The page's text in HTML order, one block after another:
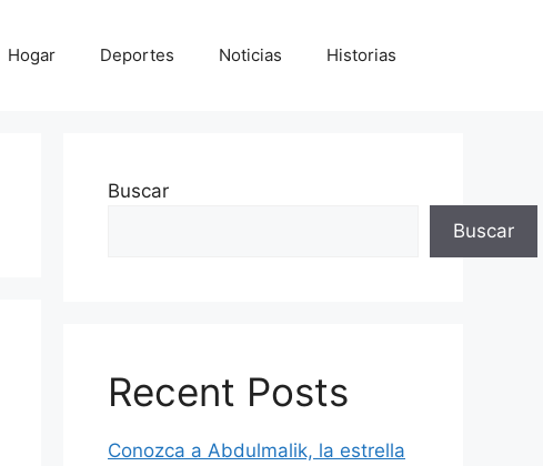
Hogar Deportes Noticias Historias
Buscar
Buscar
Recent Posts
Conozca a Abdulmalik, la estrella